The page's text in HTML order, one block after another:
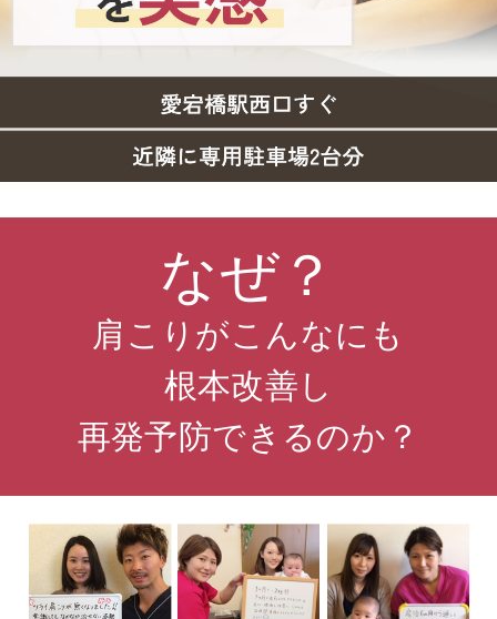
なぜ？
肩こりがこんなにも
根本改善し
再発予防できるのか？